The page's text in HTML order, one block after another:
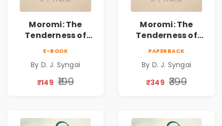
Moromi: The
Tenderness of
Collection on
Unrequited Love,
Resilience
E-BOOK
By D. J. Syngai
₹149 ₹199
Moromi: The
Tenderness of
Collection on
Unrequited Love,
Resilience
PAPERBACK
By D. J. Syngai
₹349 ₹399